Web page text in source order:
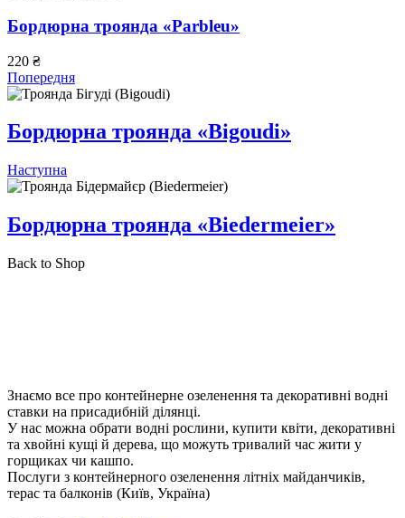
Бордюрна троянда «Parbleu»
220 ₴
Попередня
Бордюрна троянда «Bigoudi»
Наступна
Бордюрна троянда «Biedermeier»
Back to Shop
Знаємо все про контейнерне озеленення та декоративні водні
ставки на присадибній ділянці.
У нас можна обрати водні рослини, купити квіти, декоративні
та хвойні кущі й дерева, що можуть тривалий час жити у
горщиках чи кашпо.
Послуги з контейнерного озеленення літніх майданчиків,
терас та балконів (Київ, Україна)